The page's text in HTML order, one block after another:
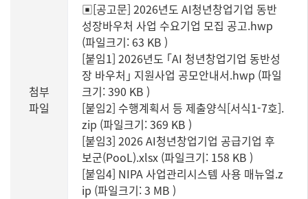
첨부
파일
▣[공고문] 2026년도 AI청년창업기업 동반
성장바우처 사업 수요기업 모집 공고.hwp
(파일크기: 63 KB )
[붙임1] 2026년도 ｢AI 청년창업기업 동반성
장 바우처｣ 지원사업 공모안내서.hwp (파일
크기: 390 KB )
[붙임2] 수행계획서 등 제출양식[서식1-7호].
zip (파일크기: 369 KB )
[붙임3] 2026 AI청년창업기업 공급기업 후
보군(PooL).xlsx (파일크기: 158 KB )
[붙임4] NIPA 사업관리시스템 사용 매뉴얼.z
ip (파일크기: 3 MB )